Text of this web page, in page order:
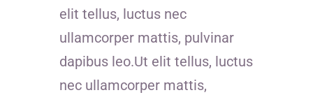
elit tellus, luctus nec
ullamcorper mattis, pulvinar
dapibus leo.Ut elit tellus, luctus
nec ullamcorper mattis,